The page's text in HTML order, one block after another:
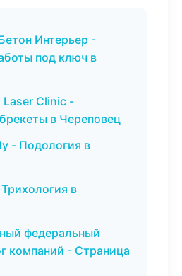
Интерьер -
под ключ в
Clinic -
в Череповец
- Подология в
в
федеральный
компаний - Страница